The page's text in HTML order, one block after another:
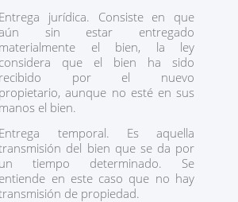
Entrega jurídica. Consiste en que
sin estar entregado
materialmente el bien, la ley
considera que el bien ha sido
recibido por el nuevo
propietario, aunque no esté en sus
manos el bien.
Entrega temporal. Es aquella
del bien que se da por
un tiempo determinado. Se
entiende en este caso que no hay
de propiedad.